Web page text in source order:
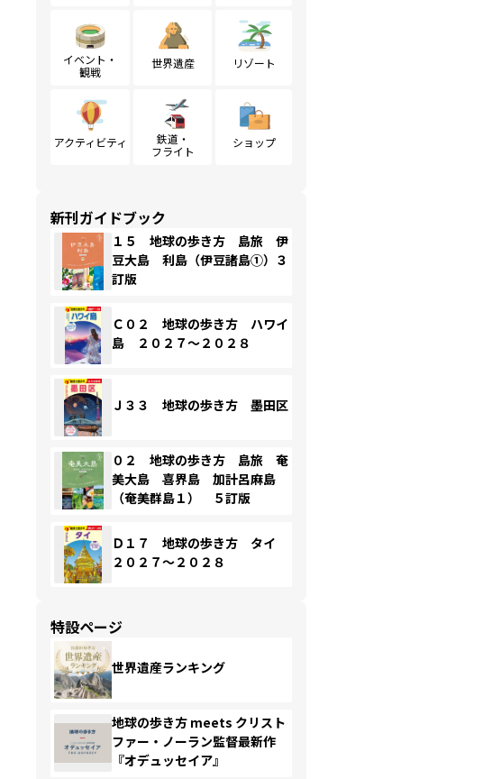
イベント・
観戦
世界遺産 リゾート
アクティビティ
鉄道・
フライト
ショップ
新刊ガイドブック
１５ 地球の歩き方 島旅 伊
豆大島 利島（伊豆諸島①）３
訂版
Ｃ０２ 地球の歩き方 ハワイ
島 ２０２７～２０２８
Ｊ３３ 地球の歩き方 墨田区
０２ 地球の歩き方 島旅 奄
美大島 喜界島 加計呂麻島
（奄美群島１） ５訂版
Ｄ１７ 地球の歩き方 タイ
２０２７～２０２８
特設ページ
世界遺産ランキング
地球の歩き方 meets クリスト
ファー・ノーラン監督最新作
『オデュッセイア』